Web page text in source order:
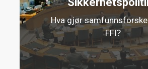
Hva gjør
FFI?